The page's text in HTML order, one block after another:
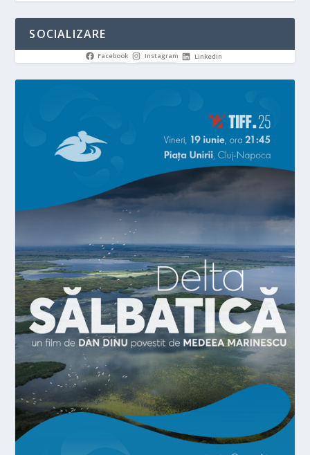
SOCIALIZARE
Facebook Instagram LinkedIn